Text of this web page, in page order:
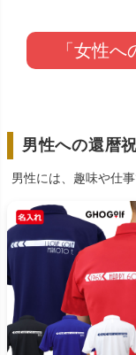
「女性
男性への還暦
男性には、趣味や仕